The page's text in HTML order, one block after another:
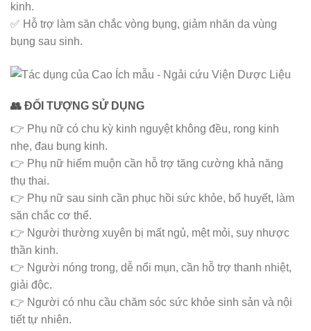
kinh.
✅ Hỗ trợ làm săn chắc vòng bụng, giảm nhăn da vùng
bụng sau sinh.
👥 ĐỐI TƯỢNG SỬ DỤNG
👉 Phụ nữ có chu kỳ kinh nguyệt không đều, rong kinh
nhẹ, đau bụng kinh.
👉 Phụ nữ hiếm muộn cần hỗ trợ tăng cường khả năng
thụ thai.
👉 Phụ nữ sau sinh cần phục hồi sức khỏe, bổ huyết, làm
săn chắc cơ thể.
👉 Người thường xuyên bị mất ngủ, mệt mỏi, suy nhược
thần kinh.
👉 Người nóng trong, dễ nổi mụn, cần hỗ trợ thanh nhiệt,
giải độc.
👉 Người có nhu cầu chăm sóc sức khỏe sinh sản và nội
tiết tự nhiên.